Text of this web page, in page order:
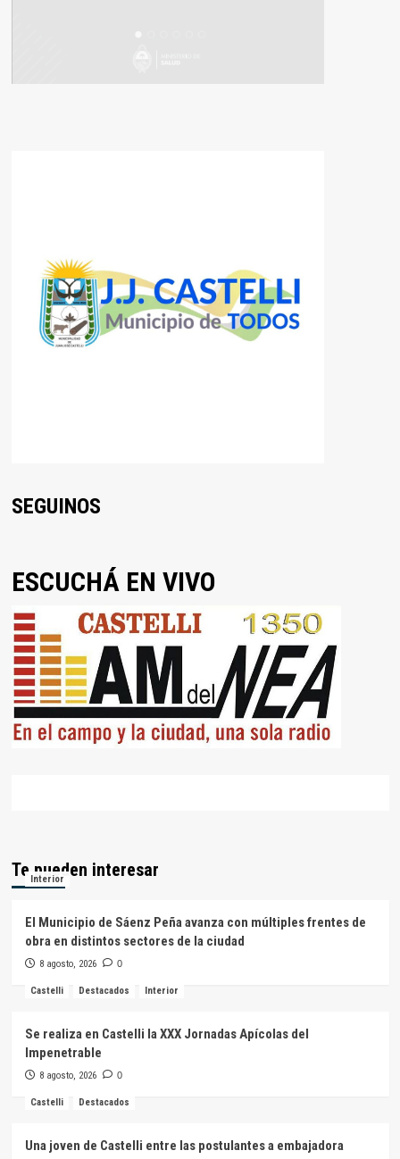
SEGUINOS
ESCUCHÁ EN VIVO
Te pueden interesar
Interior
El Municipio de Sáenz Peña avanza con múltiples frentes de
obra en distintos sectores de la ciudad
8 agosto, 2026 0
Castelli Destacados Interior
Se realiza en Castelli la XXX Jornadas Apícolas del
Impenetrable
8 agosto, 2026 0
Castelli Destacados
Una joven de Castelli entre las postulantes a embajadora